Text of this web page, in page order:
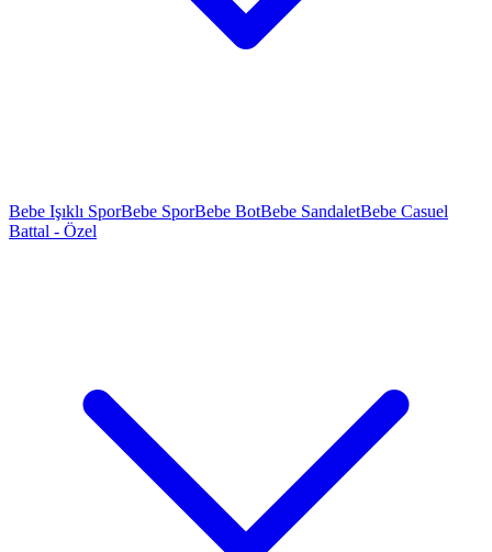
Bebe Işıklı SporBebe SporBebe BotBebe SandaletBebe Casuel
Battal - Özel